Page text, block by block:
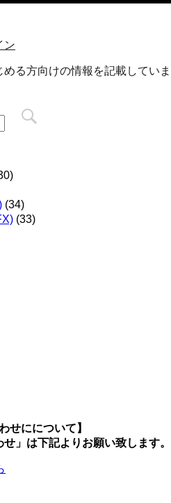
ン
る方向けの情報を記載していま
(34)
(33)
せにについて】
」は下記よりお願い致します。